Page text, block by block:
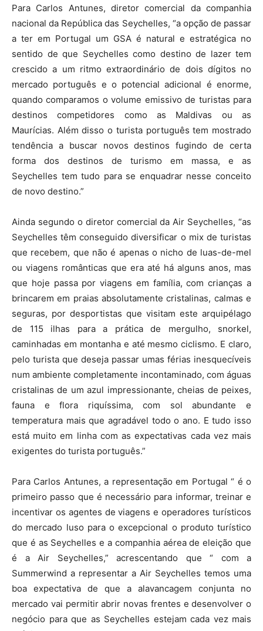
Para Carlos Antunes, diretor comercial da companhia
nacional da República das Seychelles, “a opção de passar
a ter em Portugal um GSA é natural e estratégica no
sentido de que Seychelles como destino de lazer tem
crescido a um ritmo extraordinário de dois dígitos no
mercado português e o potencial adicional é enorme,
quando comparamos o volume emissivo de turistas para
destinos competidores como as Maldivas ou as
Maurícias. Além disso o turista português tem mostrado
tendência a buscar novos destinos fugindo de certa
forma dos destinos de turismo em massa, e as
Seychelles tem tudo para se enquadrar nesse conceito
de novo destino.”
Ainda segundo o diretor comercial da Air Seychelles, “as
Seychelles têm conseguido diversificar o mix de turistas
que recebem, que não é apenas o nicho de luas-de-mel
ou viagens românticas que era até há alguns anos, mas
que hoje passa por viagens em família, com crianças a
brincarem em praias absolutamente cristalinas, calmas e
seguras, por desportistas que visitam este arquipélago
de 115 ilhas para a prática de mergulho, snorkel,
caminhadas em montanha e até mesmo ciclismo. E claro,
pelo turista que deseja passar umas férias inesquecíveis
num ambiente completamente incontaminado, com águas
cristalinas de um azul impressionante, cheias de peixes,
fauna e flora riquíssima, com sol abundante e
temperatura mais que agradável todo o ano. E tudo isso
está muito em linha com as expectativas cada vez mais
exigentes do turista português.”
Para Carlos Antunes, a representação em Portugal “ é o
primeiro passo que é necessário para informar, treinar e
incentivar os agentes de viagens e operadores turísticos
do mercado luso para o excepcional o produto turístico
que é as Seychelles e a companhia aérea de eleição que
é a Air Seychelles,” acrescentando que “ com a
Summerwind a representar a Air Seychelles temos uma
boa expectativa de que a alavancagem conjunta no
mercado vai permitir abrir novas frentes e desenvolver o
negócio para que as Seychelles estejam cada vez mais